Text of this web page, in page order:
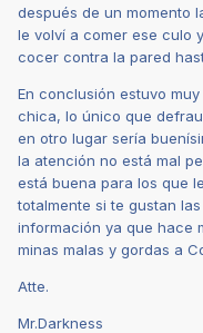
después de un momento
le volví a comer ese culo
cocer contra la pared
En conclusión estuvo
chica, lo único que
en otro lugar sería
la atención no está mal
está buena para los que
totalmente si te gustan
información ya que hace
minas malas y gordas a
Atte.
Mr.Darkness